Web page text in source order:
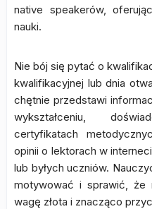
native speakerów,
nauki.
Nie bój się pytać o
kwalifikacyjnej lub dnia
chętnie przedstawi
wykształceniu,
certyfikatach
opinii o lektorach w
lub byłych uczniów.
motywować i sprawić, że
wagę złota i znacząco